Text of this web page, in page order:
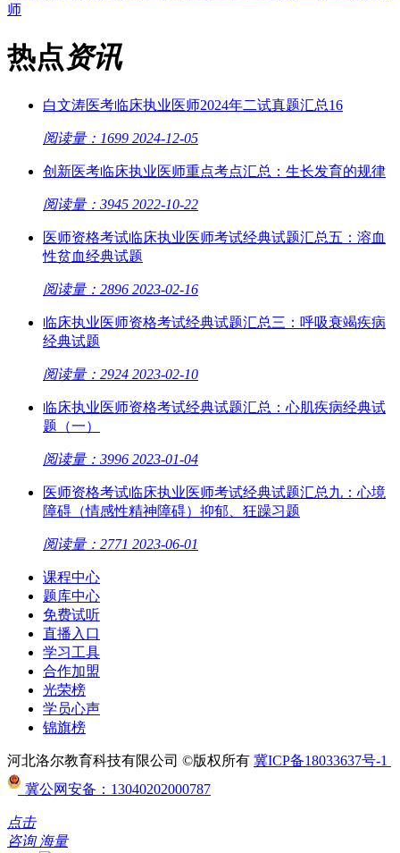
师
热点资讯
白文涛医考临床执业医师2024年二试真题汇总16
阅读量：1699 2024-12-05
创新医考临床执业医师重点考点汇总：生长发育的规律
阅读量：3945 2022-10-22
医师资格考试临床执业医师考试经典试题汇总五：溶血
性贫血经典试题
阅读量：2896 2023-02-16
临床执业医师资格考试经典试题汇总三：呼吸衰竭疾病
经典试题
阅读量：2924 2023-02-10
临床执业医师资格考试经典试题汇总：心肌疾病经典试
题（一）
阅读量：3996 2023-01-04
医师资格考试临床执业医师考试经典试题汇总九：心境
障碍（情感性精神障碍）抑郁、狂躁习题
阅读量：2771 2023-06-01
课程中心
题库中心
免费试听
直播入口
学习工具
合作加盟
光荣榜
学员心声
锦旗榜
河北洛尔教育科技有限公司 ©版权所有 冀ICP备18033637号-1
冀公网安备：13040202000787
点击
咨询 海量